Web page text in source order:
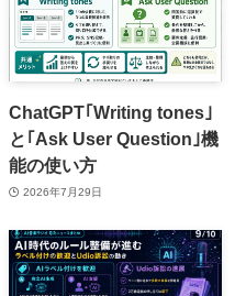
ChatGPT｢Writing tones｣
と｢Ask User Question｣機
能の使い方
2026年7月29日